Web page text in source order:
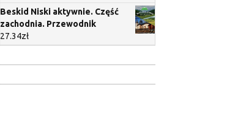
Beskid Niski aktywnie. Część
zachodnia. Przewodnik
27.34zł